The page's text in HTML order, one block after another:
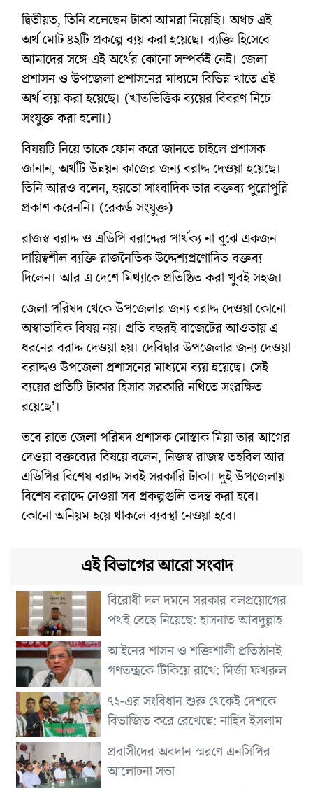
দ্বিতীয়ত, তিনি বলেছেন টাকা আমরা নিয়েছি। অথচ এই
অর্থ মোট ৪২টি প্রকল্পে ব্যয় করা হয়েছে। ব্যক্তি হিসেবে
আমাদের সঙ্গে এই অর্থের কোনো সম্পর্কই নেই। জেলা
প্রশাসন ও উপজেলা প্রশাসনের মাধ্যমে বিভিন্ন খাতে এই
অর্থ ব্যয় করা হয়েছে। (খাতভিত্তিক ব্যয়ের বিবরণ নিচে
সংযুক্ত করা হলো।)
বিষয়টি নিয়ে তাকে ফোন করে জানতে চাইলে প্রশাসক
জানান, অর্থটি উন্নয়ন কাজের জন্য বরাদ্দ দেওয়া হয়েছে।
তিনি আরও বলেন, হয়তো সাংবাদিক তার বক্তব্য পুরোপুরি
প্রকাশ করেননি। (রেকর্ড সংযুক্ত)
রাজস্ব বরাদ্দ ও এডিপি বরাদ্দের পার্থক্য না বুঝে একজন
দায়িত্বশীল ব্যক্তি রাজনৈতিক উদ্দেশ্যপ্রণোদিত বক্তব্য
দিলেন। আর এ দেশে মিথ্যাকে প্রতিষ্ঠিত করা খুবই সহজ।
জেলা পরিষদ থেকে উপজেলার জন্য বরাদ্দ দেওয়া কোনো
অস্বাভাবিক বিষয় নয়। প্রতি বছরই বাজেটের আওতায় এ
ধরনের বরাদ্দ দেওয়া হয়। দেবিদ্বার উপজেলার জন্য দেওয়া
বরাদ্দও উপজেলা প্রশাসনের মাধ্যমে ব্যয় হয়েছে। সেই
ব্যয়ের প্রতিটি টাকার হিসাব সরকারি নথিতে সংরক্ষিত
রয়েছে’।
তবে রাতে জেলা পরিষদ প্রশাসক মোস্তাক মিয়া তার আগের
দেওয়া বক্তব্যের বিষয়ে বলেন, নিজস্ব রাজস্ব তহবিল আর
এডিপির বিশেষ বরাদ্দ সবই সরকারি টাকা। দুই উপজেলায়
বিশেষ বরাদ্দে নেওয়া সব প্রকল্পগুলি তদন্ত করা হবে।
কোনো অনিয়ম হয়ে থাকলে ব্যবস্থা নেওয়া হবে।
এই বিভাগের আরো সংবাদ
বিরোধী দল দমনে সরকার বলপ্রয়োগের
পথই বেছে নিয়েছে: হাসনাত আবদুল্লাহ
আইনের শাসন ও শক্তিশালী প্রতিষ্ঠানই
গণতন্ত্রকে টিকিয়ে রাখে: মির্জা ফখরুল
৭২-এর সংবিধান শুরু থেকেই দেশকে
বিভাজিত করে রেখেছে: নাহিদ ইসলাম
প্রবাসীদের অবদান স্মরণে এনসিপির
আলোচনা সভা